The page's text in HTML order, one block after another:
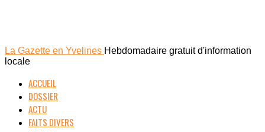
La Gazette en Yvelines Hebdomadaire gratuit d'information
locale
ACCUEIL
DOSSIER
ACTU
FAITS DIVERS